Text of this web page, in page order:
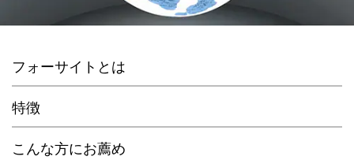
フォーサイトとは
特徴
こんな方にお薦め